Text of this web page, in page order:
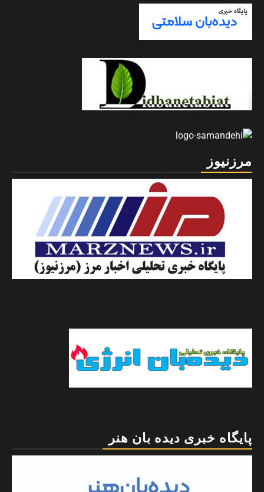
مرزنیوز
پایگاه خبری دیده بان هنر